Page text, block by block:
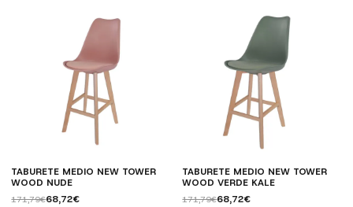
estilos modernos y nórdicos, es
ideal para cualquier espacio de tu
hogar o negocio. Características
estilos modernos y nórdicos, es
ideal para cualquier espacio de tu
hogar o negocio. Carcaterísticas
TABURETE MEDIO NEW TOWER
WOOD NUDE
171,79€68,72€
TABURETE MEDIO NEW TOWER
WOOD VERDE KALE
171,79€68,72€